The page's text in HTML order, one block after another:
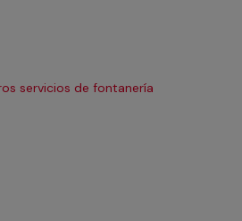
servicios de fontanería